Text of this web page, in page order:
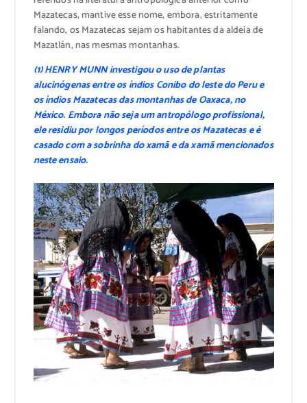
Mazatecas, mantive esse nome, embora, estritamente
falando, os Mazatecas sejam os habitantes da aldeia de
Mazatlán, nas mesmas montanhas.
(1) HENRY MUNN investigou o uso de plantas
alucinógenas entre os índios Conibo do leste do Peru e
os índios Mazatecas das montanhas de Oaxaca, no
México. Embora não seja um antropólogo profissional,
ele residiu por longos períodos entre os Mazatecas e é
casado com a sobrinha do xamã e da xamã mencionados
neste ensaio.